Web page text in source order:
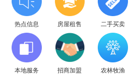
热点信息 房屋租售 二手买卖
本地服务 招商加盟 农林牧渔